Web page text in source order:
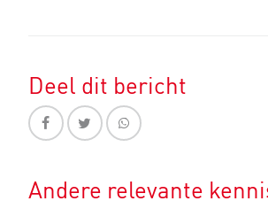
Deel dit bericht
Andere relevante